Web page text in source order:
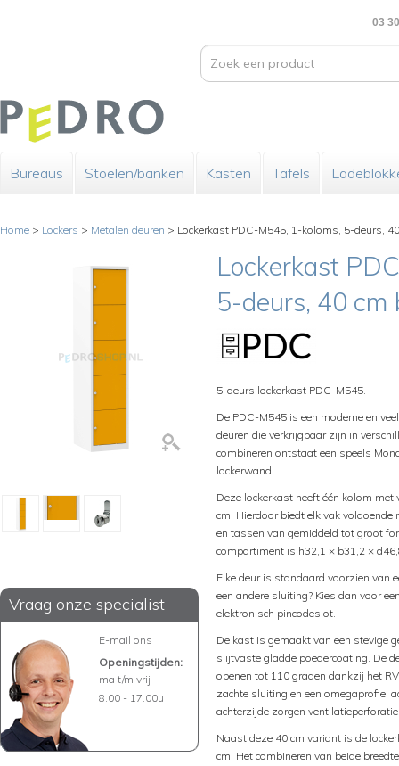
03
Bureaus Stoelen/banken Kasten Tafels
Home > Lockers > Metalen deuren > Lockerkast PDC-M545, 1-koloms, 5-deurs,
Vraag onze specialist
E-mail ons
Openingstijden:
ma t/m vrij
8.00 - 17.00u
Lockerkast
5-deurs, 40 cm
5-deurs lockerkast PDC-M545.
De PDC-M545 is een moderne en
deuren die verkrijgbaar zijn in
combineren ontstaat een speels
lockerwand.
Deze lockerkast heeft één kolom
cm. Hierdoor biedt elk vak
en tassen van gemiddeld tot groot
compartiment is h32,1 × b31,2 ×
Elke deur is standaard voorzien van
een andere sluiting? Kies dan voor
elektronisch pincodeslot.
De kast is gemaakt van een stevige
slijtvaste gladde poedercoating. De
openen tot 110 graden dankzij het
zachte sluiting en een omegaprofiel
achterzijde zorgen
Naast deze 40 cm variant is de
cm. Het combineren van beide